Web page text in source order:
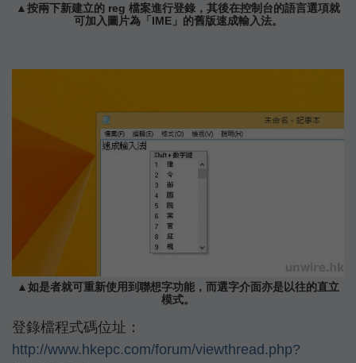
▲按兩下新建立的 reg 檔案進行登錄，其後在控制台的語言選項就
可加入圖片為「IME」的舊版速成輸入法。
▲如是者就可重新使用到聯想字功能，而選字介面亦是以往的直立
模式。
登錄檔程式碼位址：
http://www.hkepc.com/forum/viewthread.php?